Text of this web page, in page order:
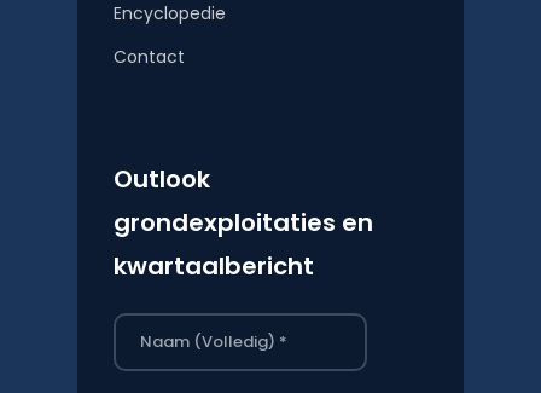
Encyclopedie
Contact
Outlook
grondexploitaties en
kwartaalbericht